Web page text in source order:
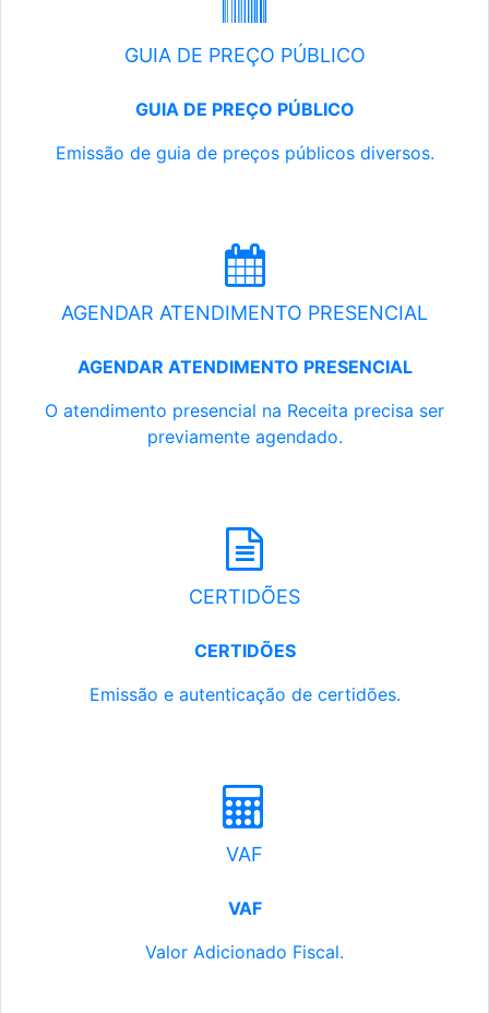
GUIA DE PREÇO PÚBLICO
GUIA DE PREÇO PÚBLICO
Emissão de guia de preços públicos diversos.
AGENDAR ATENDIMENTO PRESENCIAL
AGENDAR ATENDIMENTO PRESENCIAL
O atendimento presencial na Receita precisa ser
previamente agendado.
CERTIDÕES
CERTIDÕES
Emissão e autenticação de certidões.
VAF
VAF
Valor Adicionado Fiscal.